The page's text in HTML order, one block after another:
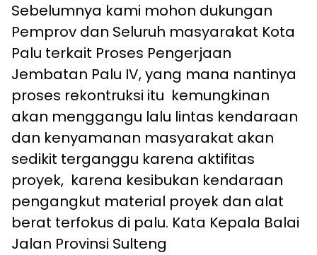
Sebelumnya kami mohon dukungan
Pemprov dan Seluruh masyarakat Kota
Palu terkait Proses Pengerjaan
Jembatan Palu IV, yang mana nantinya
proses rekontruksi itu kemungkinan
akan menggangu lalu lintas kendaraan
dan kenyamanan masyarakat akan
sedikit terganggu karena aktifitas
proyek, karena kesibukan kendaraan
pengangkut material proyek dan alat
berat terfokus di palu. Kata Kepala Balai
Jalan Provinsi Sulteng